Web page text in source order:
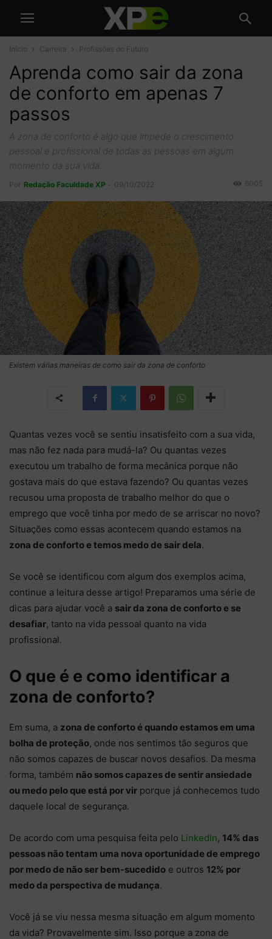
Início Carreira Profissões do Futuro
Aprenda como sair da zona
de conforto em apenas 7
passos
A zona de conforto é algo que impede o crescimento
pessoal e profissional de todas as pessoas em algum
momento da sua vida.
Por Redação Faculdade XP 09/10/2022 6005
Existem várias maneiras de como sair da zona de conforto
Quantas vezes você se sentiu insatisfeito com a sua vida,
mas não fez nada para mudá-la? Ou quantas vezes
executou um trabalho de forma mecânica porque não
gostava mais do que estava fazendo? Ou quantas vezes
recusou uma proposta de trabalho melhor do que o
emprego que você tinha por medo de se arriscar no novo?
Situações como essas acontecem quando estamos na
zona de conforto e temos medo de sair dela.
Se você se identificou com algum dos exemplos acima,
continue a leitura desse artigo! Preparamos uma série de
dicas para ajudar você a sair da zona de conforto e se
desafiar, tanto na vida pessoal quanto na vida
profissional.
O que é e como identificar a
zona de conforto?
Em suma, a zona de conforto é quando estamos em uma
bolha de proteção, onde nos sentimos tão seguros que
não somos capazes de buscar novos desafios. Da mesma
forma, também não somos capazes de sentir ansiedade
ou medo pelo que está por vir porque já conhecemos tudo
daquele local de segurança.
De acordo com uma pesquisa feita pelo LinkedIn, 14% das
pessoas não tentam uma nova oportunidade de emprego
por medo de não ser bem-sucedido e outros 12% por
medo da perspectiva de mudança.
Você já se viu nessa mesma situação em algum momento
da vida? Provavelmente sim. Isso porque a zona de